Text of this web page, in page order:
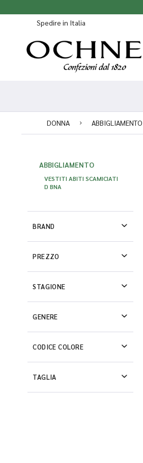
Spedire in Italia
DONNA ABBIGLIAMENTO
ABBIGLIAMENTO
VESTITI ABITI SCAMICIATI
D BNA
BRAND
PREZZO
STAGIONE
GENERE
CODICE COLORE
TAGLIA